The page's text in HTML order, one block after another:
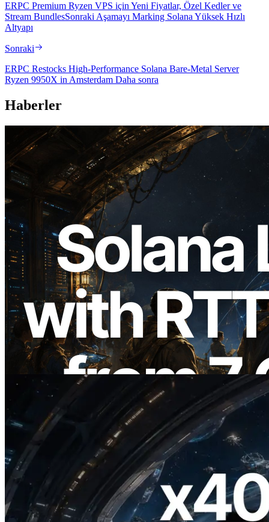
ERPC Premium Ryzen VPS için Yeni Fiyatlar, Özel Kedler ve
Stream BundlesSonraki Aşamayı Marking Solana Yüksek Hızlı
Altyapı
Sonraki
ERPC Restocks High-Performance Solana Bare-Metal Server
Ryzen 9950X in Amsterdam Daha sonra
Haberler
2026.08.05
ERPC, Solana Leader Slot API'yi 7
küresel bölgeden ping ölçümüyle
genişletti — Validators Information API
de yayında
Bu makaleyi oku
2026.07.04